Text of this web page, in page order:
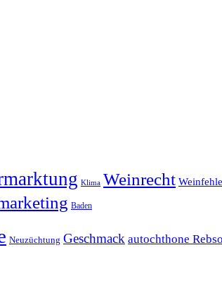
Klima Weinrecht
Baden
Neuzüchtung Geschmack autochthone